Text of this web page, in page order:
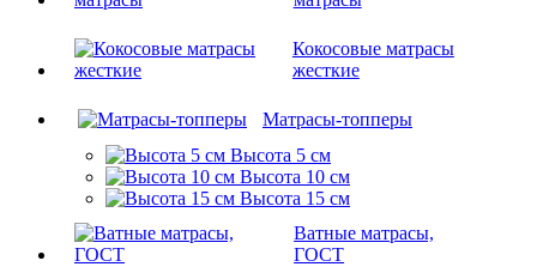
Кокосовые матрасы
жесткие
Матрасы-топперы
Высота 5 см
Высота 10 см
Высота 15 см
Ватные матрасы,
ГОСТ